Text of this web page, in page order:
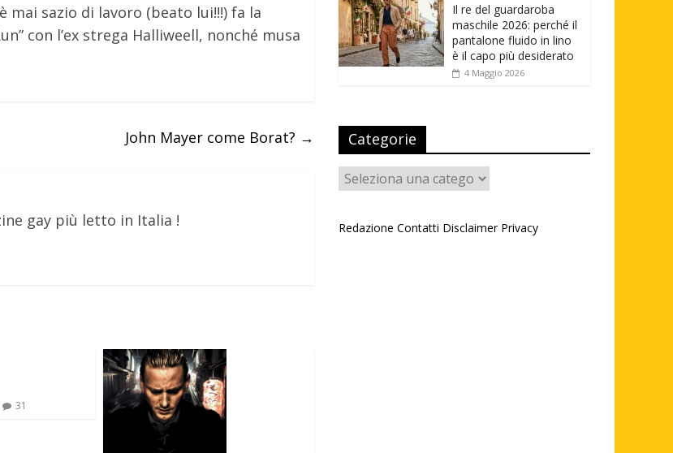
mai sazio di lavoro (beato lui!!!) fa la
con l’ex strega Halliweell, nonché musa
John Mayer come Borat? →
gay più letto in Italia !
31
Il re del guardaroba
maschile 2026: perché il
pantalone fluido in lino
è il capo più desiderato
4 Maggio 2026
Categorie
Categorie
Redazione Contatti Disclaimer Privacy